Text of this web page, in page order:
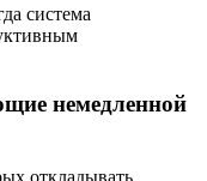
система
немедленной
откладывать